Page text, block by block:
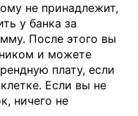
не принадлежит,
у банка за
После этого вы
и можете
плату, если
Если вы не
ничего не